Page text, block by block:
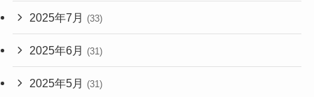
2025年7月 (33)
2025年6月 (31)
2025年5月 (31)